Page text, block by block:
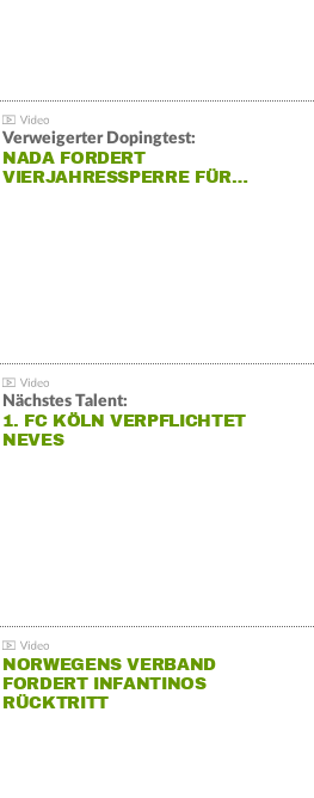
Verweigerter Dopingtest:
NADA FORDERT
VIERJAHRESSPERRE FÜR…
Nächstes Talent:
1. FC KÖLN VERPFLICHTET
NEVES
NORWEGENS VERBAND
FORDERT INFANTINOS
RÜCKTRITT